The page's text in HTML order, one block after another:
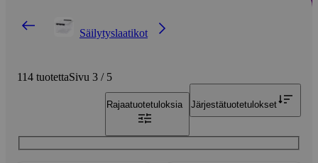
Säilytyslaatikot
114 tuotettaSivu 3 / 5
Rajaatuotetuloksia Järjestätuotetulokset